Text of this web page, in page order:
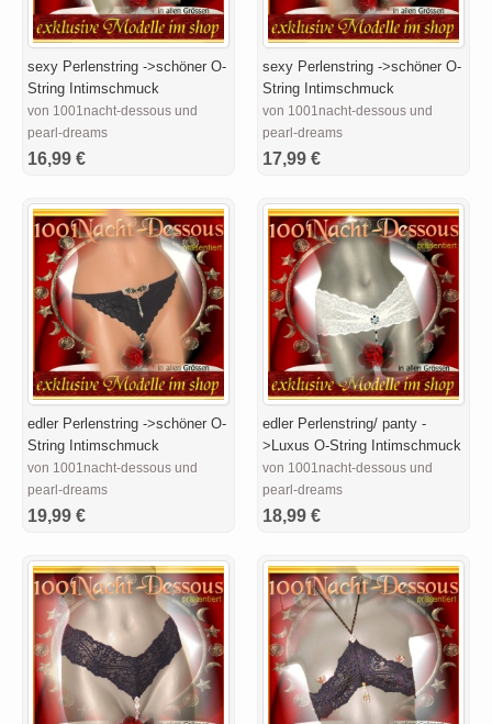
sexy Perlenstring ->schöner O-
String Intimschmuck
von 1001nacht-dessous und
pearl-dreams
16,99 €
sexy Perlenstring ->schöner O-
String Intimschmuck
von 1001nacht-dessous und
pearl-dreams
17,99 €
edler Perlenstring ->schöner O-
String Intimschmuck
von 1001nacht-dessous und
pearl-dreams
19,99 €
edler Perlenstring/ panty -
>Luxus O-String Intimschmuck
von 1001nacht-dessous und
pearl-dreams
18,99 €